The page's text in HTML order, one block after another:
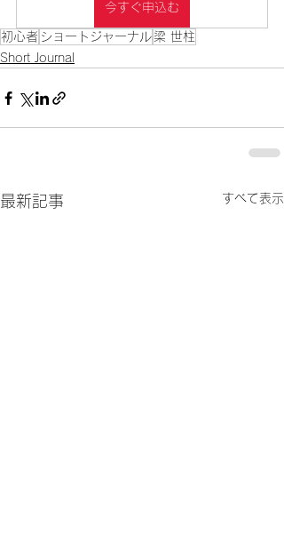
今すぐ申込む
初心者 ショートジャーナル 梁 世柱
Short Journal
最新記事 すべて表示